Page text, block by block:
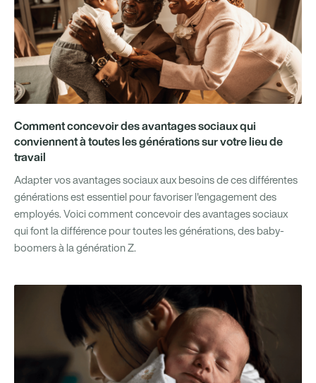
Comment concevoir des avantages sociaux qui
conviennent à toutes les générations sur votre lieu de
travail
Adapter vos avantages sociaux aux besoins de ces différentes
générations est essentiel pour favoriser l'engagement des
employés. Voici comment concevoir des avantages sociaux
qui font la différence pour toutes les générations, des baby-
boomers à la génération Z.